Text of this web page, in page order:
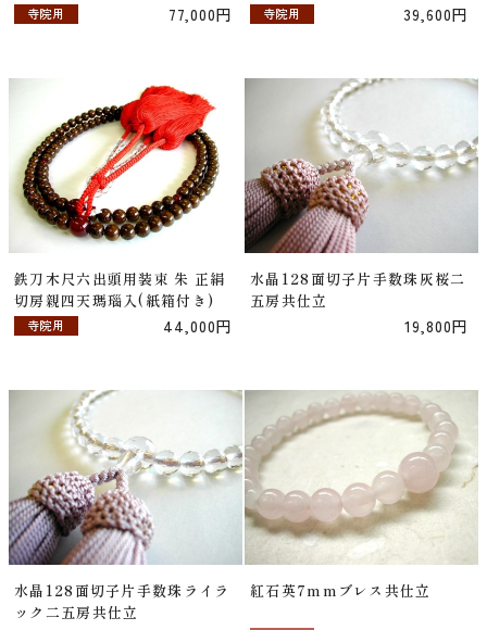
77,000円
寺院用 39,600円
寺院用
鉄刀木尺六出頭用装束 朱 正絹
切房親四天瑪瑙入(紙箱付き)
44,000円
寺院用
水晶128面切子片手数珠灰桜二
五房共仕立
19,800円
水晶128面切子片手数珠ライラ
ック二五房共仕立
紅石英7mmブレス共仕立